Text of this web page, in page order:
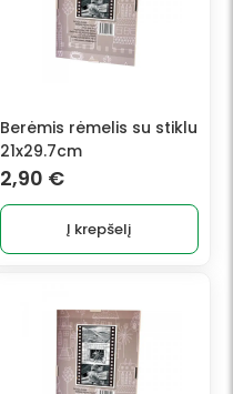
Berėmis rėmelis su stiklu
21x29.7cm
2,90 €
Į krepšelį